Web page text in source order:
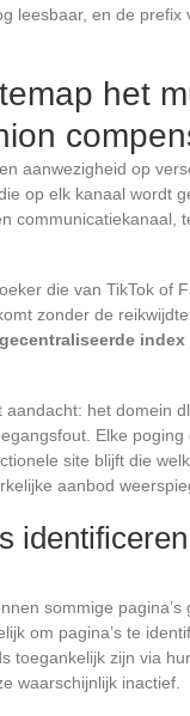
leesbaar, en de
het
aanwezigheid op
op elk kanaal wordt
communicatiekanaal,
die van TikTok of
zonder de
index
het domein
Elke
site blijft die
aanbod
sommige
om pagina’s te
toegankelijk zijn via
waarschijnlijk inactief.